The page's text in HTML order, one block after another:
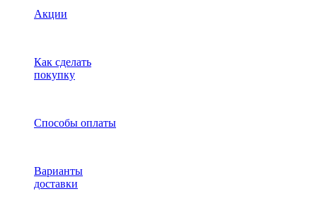
Акции
Как сделать
покупку
Способы оплаты
Варианты
доставки